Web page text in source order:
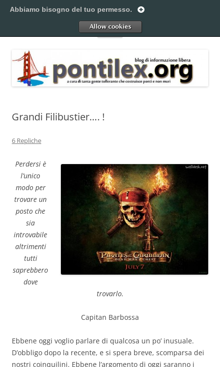
al
Pontilex
Menu
Grandi Filibustier…. !
6 Repliche
Perdersi è
l’unico
modo per
trovare un
posto che
sia
introvabile
altrimenti
tutti
saprebbero
dove
trovarlo.
Capitan Barbossa
Ebbene oggi voglio parlare di qualcosa un po’ inusuale.
D’obbligo dopo la recente, e si spera breve, scomparsa dei
nostri coinquilini. Ebbene l’argomento di oggi saranno i
Abbiamo bisogno del tuo permesso.